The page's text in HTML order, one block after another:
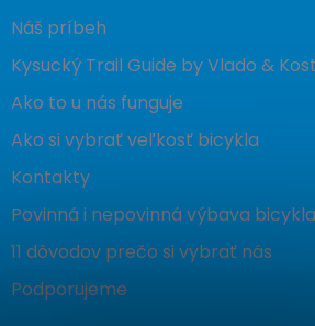
Náš príbeh
Kysucký Trail Guide by Vlado &
Ako to u nás funguje
Ako si vybrať veľkosť bicykla
Kontakty
Povinná i nepovinná výbava bicykla
11 dôvodov prečo si vybrať nás
Podporujeme